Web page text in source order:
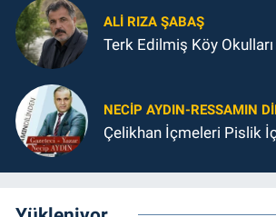
ALI RIZA ŞABAŞ
Terk Edilmiş Köy
NECIP AYDIN-RESSAMIN
Çelikhan İçmeleri Pislik